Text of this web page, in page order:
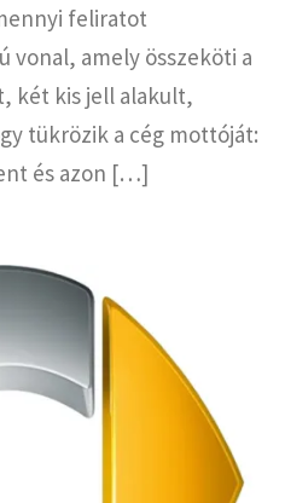
feliratot
vonal, amely összeköti a
két kis jell alakult,
tükrözik a cég mottóját:
és azon […]